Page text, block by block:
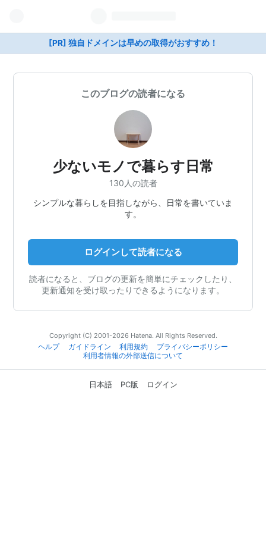
[PR] 独自ドメインは早めの取得がおすすめ！
このブログの読者になる
少ないモノで暮らす日常
130人の読者
シンプルな暮らしを目指しながら、日常を書いていま
す。
ログインして読者になる
読者になると、ブログの更新を簡単にチェックしたり、
更新通知を受け取ったりできるようになります。
Copyright (C) 2001-2026 Hatena. All Rights Reserved.
ヘルプ
ガイドライン 利用規約
プライバシーポリシー
利用者情報の外部送信について
日本語 PC版 ログイン